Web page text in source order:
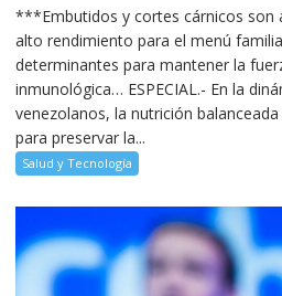
***Embutidos y cortes cárnicos son
alto rendimiento para el menú
determinantes para mantener la
inmunológica… ESPECIAL.- En la
venezolanos, la nutrición
para preservar la...
Salud y Tecnología